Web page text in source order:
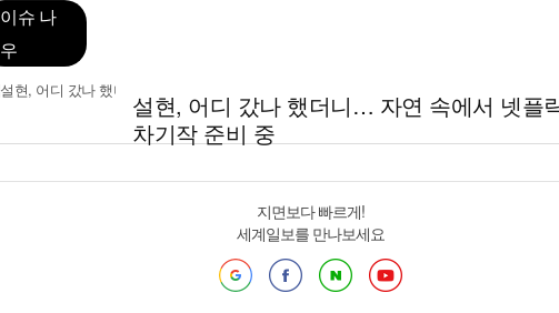
이슈 나
우
설현, 어디 갔나 했더니… 자연 속에서 넷플
차기작 준비 중
지면보다 빠르게!
세계일보를 만나보세요